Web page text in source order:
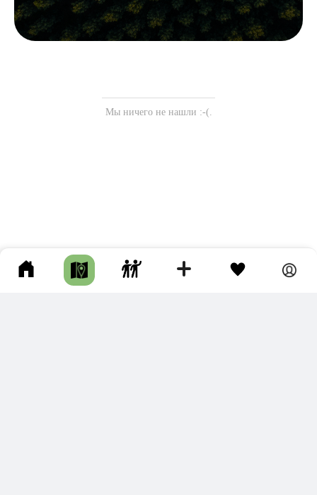
Мы ничего не нашли :-(.